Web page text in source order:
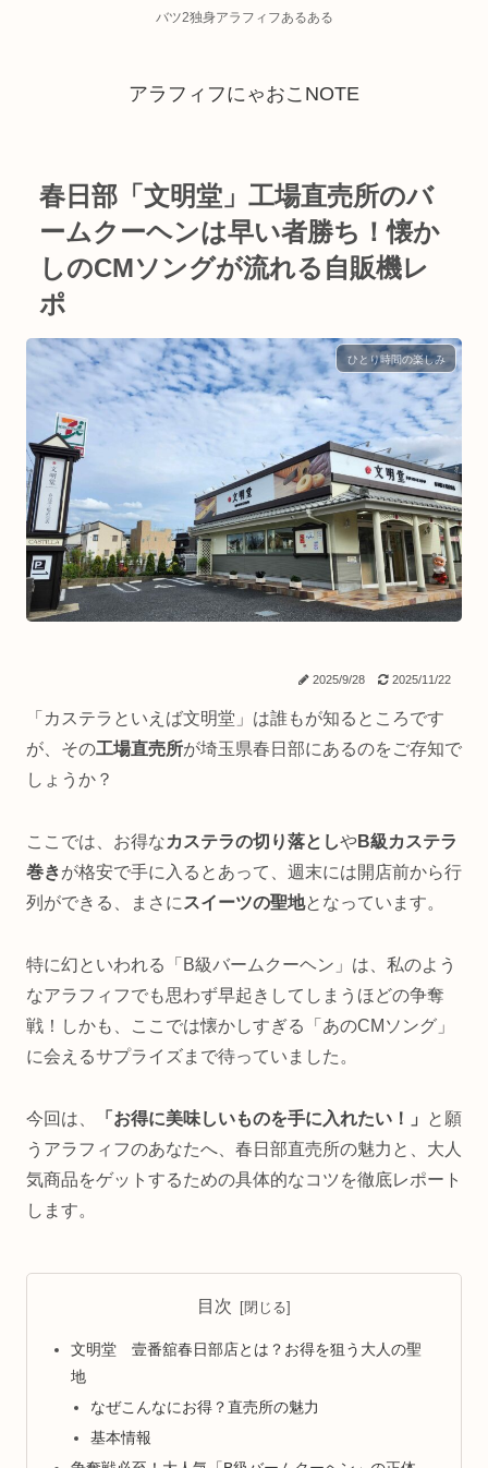
バツ2独身アラフィフあるある
アラフィフにゃおこNOTE
春日部「文明堂」工場直売所のバ
ームクーヘンは早い者勝ち！懐か
しのCMソングが流れる自販機レ
ポ
ひとり時間の楽しみ
2025/9/28 2025/11/22
「カステラといえば文明堂」は誰もが知るところです
が、その工場直売所が埼玉県春日部にあるのをご存知で
しょうか？
ここでは、お得なカステラの切り落としやB級カステラ
巻きが格安で手に入るとあって、週末には開店前から行
列ができる、まさに スイーツの聖地となっています。
特に幻といわれる「B級バームクーヘン」は、私のよう
なアラフィフでも思わず早起きしてしまうほどの争奪
戦！しかも、ここでは懐かしすぎる「あのCMソング」
に会えるサプライズまで待っていました。
今回は、 「お得に美味しいものを手に入れたい！」
と願
うアラフィフのあなたへ、春日部直売所の魅力と、大人
気商品をゲットするための具体的なコツを徹底レポート
します。
目次
文明堂 壹番舘春日部店とは？お得を狙う大人の聖
地
なぜこんなにお得？直売所の魅力
基本情報